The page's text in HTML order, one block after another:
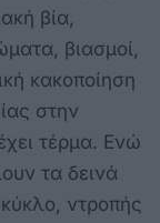
βία,
βιασμοί,
κακοποίηση
στην
τέρμα. Ενώ
τα δεινά
ντροπής